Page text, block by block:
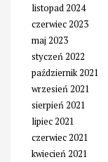
listopad 2024
czerwiec 2023
maj 2023
styczeń 2022
październik 2021
wrzesień 2021
sierpień 2021
lipiec 2021
czerwiec 2021
kwiecień 2021